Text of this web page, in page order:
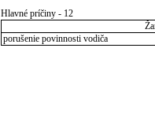
Hlavné príčiny - 12
porušenie povinnosti vodiča